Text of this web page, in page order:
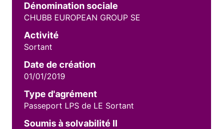
Dénomination sociale
CHUBB EUROPEAN GROUP SE
Activité
Sortant
Date de création
01/01/2019
Type d'agrément
Passeport LPS de LE Sortant
Soumis à solvabilité II